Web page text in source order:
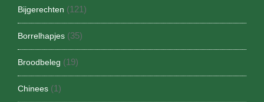
Bijgerechten (121)
Borrelhapjes (35)
Broodbeleg (19)
Chinees (1)